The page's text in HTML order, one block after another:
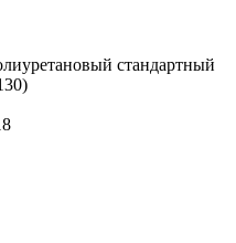
стандартный